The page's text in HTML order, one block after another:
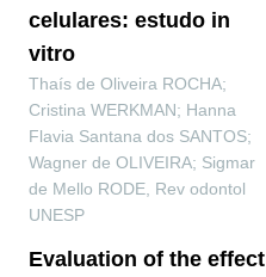
celulares: estudo in
vitro
Thaís de Oliveira ROCHA;
Cristina WERKMAN; Hanna
Flavia Santana dos SANTOS;
Wagner de OLIVEIRA; Sigmar
de Mello RODE Rev odontol
UNESP
Evaluation of the effect